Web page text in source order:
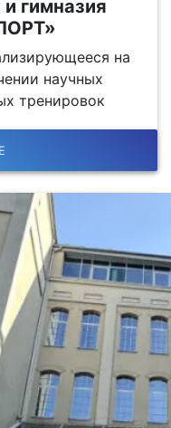
гимназия
на
научных
тренировок